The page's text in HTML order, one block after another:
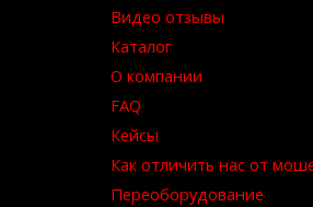
Видео отзывы
Каталог
О компании
FAQ
Кейсы
Как отличить нас от
Переоборудование